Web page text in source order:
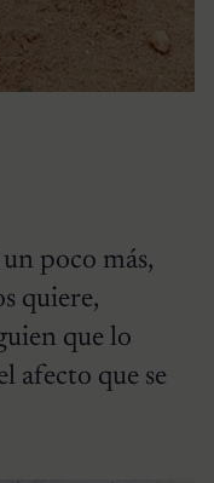
poco más,
quiere,
que lo
afecto que se